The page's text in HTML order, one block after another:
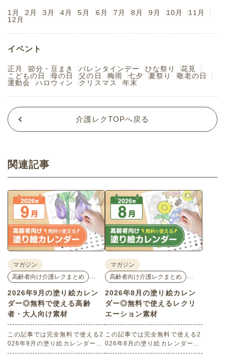
1月 2月 3月 4月 5月 6月 7月 8月 9月 10月
11月
12月
イベント
正月 節分・豆まき バレンタインデー ひな祭り
花見
こどもの日
母の日 父の日 梅雨 七夕 夏祭り
敬老の日
運動会
ハロウィン クリスマス 年末
介護レクTOPへ戻る
関連記事
マガジン
高齢者向け介護レクまとめ
2026年9月の塗り絵カレン
ダー◎無料で使える高齢
者・大人向け素材
この記事では完全無料で使える2
026年9月の塗り絵カレンダーを
ご紹介します。人気で定番のお
マガジン
高齢者向け介護レクまとめ
2026年8月の塗り絵カレン
ダー◎無料で使えるレクリ
エーション素材
この記事では完全無料で使える2
026年8月の塗り絵カレンダーを
ご紹介します。人気で定番のお